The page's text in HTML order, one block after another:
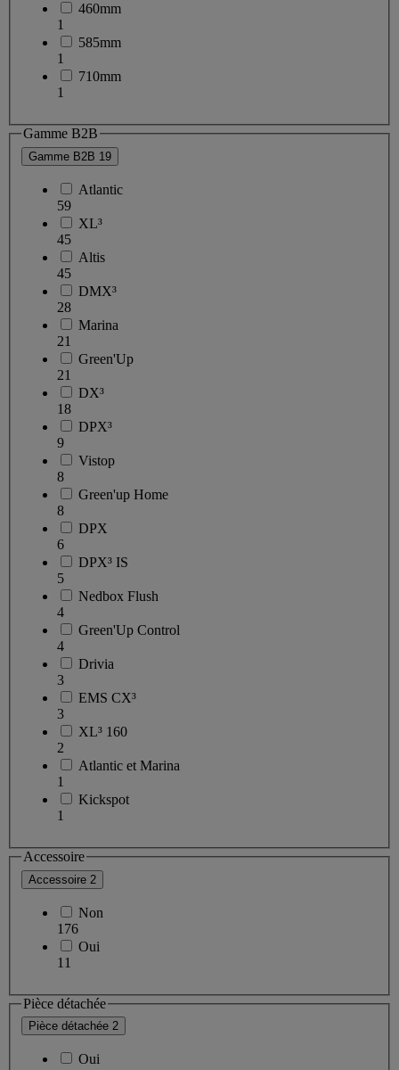
460mm
1
585mm
1
710mm
1
Gamme B2B
Gamme B2B 19
Atlantic
59
XL³
45
Altis
45
DMX³
28
Marina
21
Green'Up
21
DX³
18
DPX³
9
Vistop
8
Green'up Home
8
DPX
6
DPX³ IS
5
Nedbox Flush
4
Green'Up Control
4
Drivia
3
EMS CX³
3
XL³ 160
2
Atlantic et Marina
1
Kickspot
1
Accessoire
Accessoire 2
Non
176
Oui
11
Pièce détachée
Pièce détachée 2
Oui